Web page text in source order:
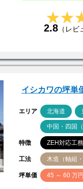
2.8（レビ
イシカワの坪単
エリア 北海道
中国・四国（
特徴 ZEH対応工
工法 木造（軸組
坪単価 45 ～ 60 万円